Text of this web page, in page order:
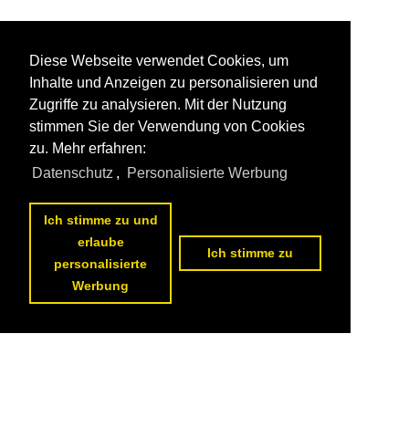
Diese Webseite verwendet Cookies, um
Inhalte und Anzeigen zu personalisieren und
Zugriffe zu analysieren. Mit der Nutzung
stimmen Sie der Verwendung von Cookies
zu. Mehr erfahren:
Datenschutz , Personalisierte Werbung
Ich stimme zu und
erlaube
personalisierte
Werbung
Ich stimme zu